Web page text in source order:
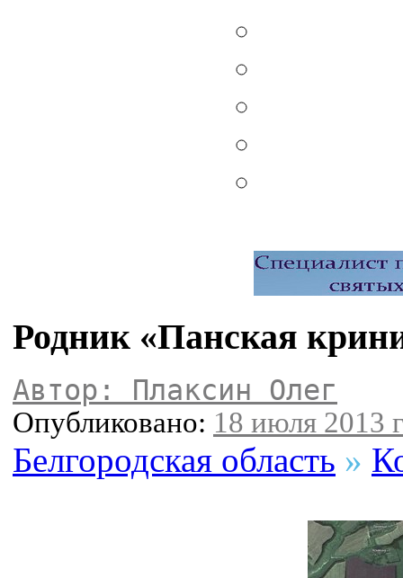
Родник «Панская
Автор: Плаксин Олег
Опубликовано: 18 июля 2013
Белгородская область »